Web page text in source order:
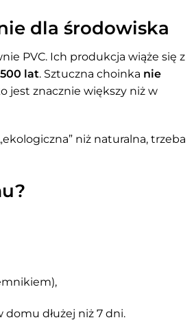
dla środowiska
PVC. Ich produkcja wiąże się z
lat. Sztuczna choinka nie
jest znacznie większy niż w
niż naturalna, trzeba
dłużej niż 7 dni.